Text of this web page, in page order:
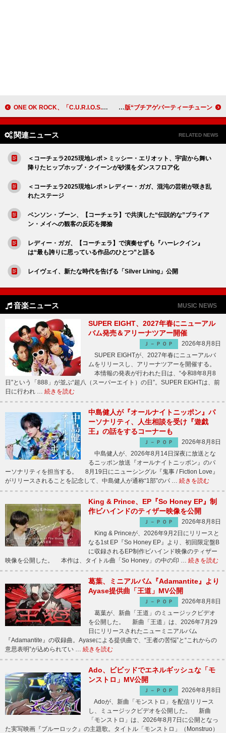
ONE OK ROCK、「C.U.R.I.O.S.I.T.Y. feat. Paledusk and CHICO CARLITO」のMV本日公開 SUPER EIGHT、新曲「ブチ★I GOT IT」配信開始 令和版“ブチアゲパーティーチューン”
関連ニュース RELATED NEWS
＜コーチェラ2025現地レポ＞ミッシー・エリオット、宇宙から舞い
降りたヒップホップ・クイーンが砂漠をダンスフロア化
＜コーチェラ2025現地レポ＞レディー・ガガ、混沌の芸術が咲き乱
れたステージ
ベンソン・ブーン、【コーチェラ】で共演した“伝説的な”ブライア
ン・メイへの観客の反応を揶揄
レディー・ガガ、【コーチェラ】で演奏せずも『ハーレクイン』
は“最も誇りに思っている作品のひとつ”と語る
レイヴェイ、新たな時代を告げる「Silver Lining」公開
音楽ニュース MUSIC NEWS
SUPER EIGHT、2027年春にニューアル
バム発売＆アリーナツアー開催
Ｊ－ＰＯＰ
2026年8月8日
SUPER EIGHTが、2027年春にニューアルバ
ムをリリースし、アリーナツアーを開催する。
本情報の発表が行われた日は、“令和8年8月8
日”という「888」が並ぶ“超八（スーパーエイト）の日”。SUPER EIGHTは、前
日に行われ … 続きを読む
中島健人が『オールナイトニッポン』パ
ーソナリティ、人生相談を受け『遊戯
王』の話をするコーナーも
Ｊ－ＰＯＰ
2026年8月8日
中島健人が、2026年8月14日深夜に放送とな
るニッポン放送『オールナイトニッポン』のパ
ーソナリティを担当する。 8月19日にニューシングル『鬼事 / Fiction Love』
がリリースされることを記念して、中島健人が通称“1部”のパ … 続きを読む
King & Prince、EP『So Honey EP』制
作ビハインドのティザー映像を公開
Ｊ－ＰＯＰ
2026年8月8日
King & Princeが、2026年9月2日にリリースと
なる1st EP『So Honey EP』より、初回限定盤B
に収録されるEP制作ビハインド映像のティザー
映像を公開した。 本作は、タイトル曲「So Honey」の中の印 … 続きを読む
葛葉、ミニアルバム『Adamantite』より
Ayase提供曲「王道」MV公開
Ｊ－ＰＯＰ
2026年8月8日
葛葉が、新曲「王道」のミュージックビデオ
を公開した。 新曲「王道」は、2026年7月29
日にリリースされたニューミニアルバム
『Adamantite』の収録曲。Ayaseによる提供曲で、“王者の苦悩”と“これからの
意思表明”が込められてい … 続きを読む
Ado、ビビッドでエネルギッシュな「モ
ンストロ」MV公開
Ｊ－ＰＯＰ
2026年8月8日
Adoが、新曲「モンストロ」を配信リリース
し、ミュージックビデオを公開した。 新曲
「モンストロ」は、2026年8月7日に公開となっ
た実写映画『ブルーロック』の主題歌。タイトル「モンストロ」（Monstruo）